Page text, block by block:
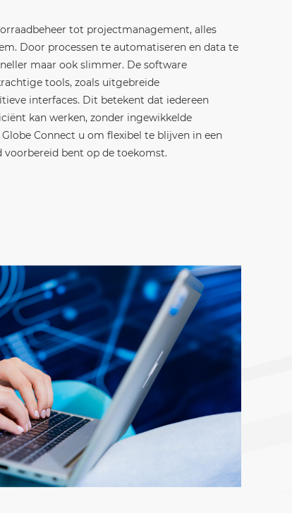
tot projectmanagement, alles
Door processen te automatiseren en data te
maar ook slimmer. De software
tools, zoals uitgebreide
interfaces. Dit betekent dat iedereen
kan werken, zonder ingewikkelde
Connect u om flexibel te blijven in een
bent op de toekomst.